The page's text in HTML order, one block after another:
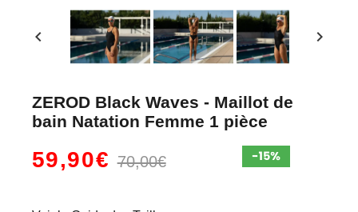
chevron_left chevron_right
ZEROD Black Waves - Maillot de
bain Natation Femme 1 pièce
59,90€70,00€